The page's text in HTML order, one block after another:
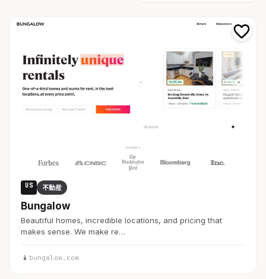
US 不動産
Bungalow
Beautiful homes, incredible locations, and pricing that
makes sense. We make re…
bungalow.com